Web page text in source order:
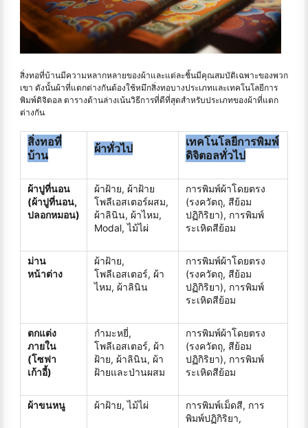
สิ่งทอที่บ้านมีความหลากหลายของผ้าและแต่ละชิ้นมีคุณสมบัติเฉพาะของพวก
เขา ดังนั้นผ้าที่แตกต่างกันต้องใช้หมึกสิ่งทอบางประเภทและเทคโนโลยีการ
พิมพ์ดิจิตอล ตารางด้านล่างเน้นวิธีการที่ดีที่สุดสำหรับประเภทของผ้าที่แตก
ต่างกัน
สิ่งทอที่
บ้าน
ผ้าทั่วไป
เทคโนโลยีการพิมพ์
ดิจิตอลทั่วไป
ผ้าปูที่นอน
(ผ้าปูที่นอน,
ปลอกหมอน)
ผ้าฝ้าย, ผ้าฝ้าย
โพลีเอสเตอร์ผสม,
ผ้าลินิน, ผ้าไหม,
Modal, ไม้ไผ่
การพิมพ์ผ้าโดยตรง
(รงควัตถุ, สีย้อม
ปฏิกิริยา), การพิมพ์
ระเหิดสีย้อม
ม่าน
หน้าต่าง
ผ้าฝ้าย,
โพลีเอสเตอร์, ผ้า
ไหม, ผ้าลินิน
การพิมพ์ผ้าโดยตรง
(รงควัตถุ, สีย้อม
ปฏิกิริยา), การพิมพ์
ระเหิดสีย้อม
ตกแต่ง
ภายใน
(โซฟา
เก้าอี้)
กำมะหยี่,
โพลีเอสเตอร์, ผ้า
ฝ้าย, ผ้าลินิน, ผ้า
ฝ้ายและป่านผสม
การพิมพ์ผ้าโดยตรง
(รงควัตถุ, สีย้อม
ปฏิกิริยา), การพิมพ์
ระเหิดสีย้อม
ผ้าขนหนู ผ้าฝ้าย, ไม้ไผ่
การพิมพ์เม็ดสี, การ
พิมพ์ปฏิกิริยา,